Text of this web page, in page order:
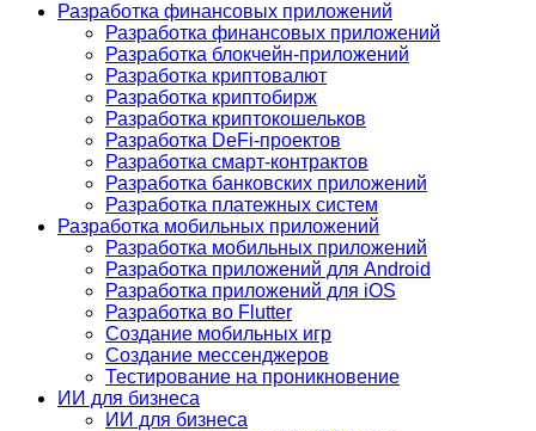
Разработка финансовых приложений
Разработка финансовых приложений
Разработка блокчейн-приложений
Разработка криптовалют
Разработка криптобирж
Разработка криптокошельков
Разработка DeFi-проектов
Разработка смарт-контрактов
Разработка банковских приложений
Разработка платежных систем
Разработка мобильных приложений
Разработка мобильных приложений
Разработка приложений для Android
Разработка приложений для iOS
Разработка во Flutter
Создание мобильных игр
Создание мессенджеров
Тестирование на проникновение
ИИ для бизнеса
ИИ для бизнеса